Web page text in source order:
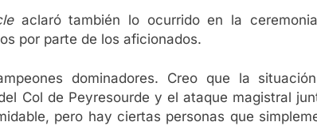
aclaró también lo ocurrido en la
por parte de los aficionados.
dominadores. Creo que la
Col de Peyresourde y el ataque magistral
pero hay ciertas personas que